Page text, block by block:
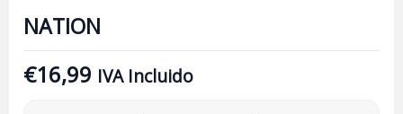
NATION
€16,99 IVA Incluido